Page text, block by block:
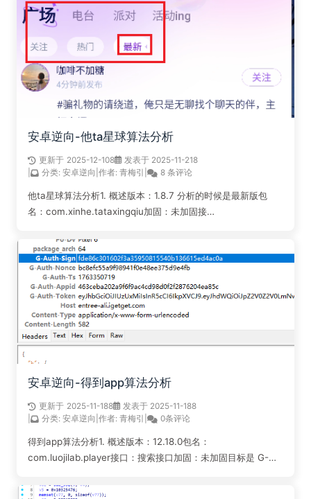
阅读全文...
安卓逆向-他ta星球算法分析
发表于 2025-11-218
更新于 2025-12-108
分类: 安卓逆向 作者: 青梅引 8 条评论
他ta星球算法分析1. 概述版本：1.8.7 分析的时候是最新版包
名：com.xinhe.tataxingqiu加固：未加固接
的好朋友，这里不能打广告就不提id了，他发的一...
阅读全文...
安卓逆向-得到app算法分析
发表于 2025-11-188
更新于 2025-11-188
分类: 安卓逆向 作者: 青梅引 0条评论
得到app算法分析1. 概述版本：12.18.0包名：
com.luojilab.player接口：搜索接口加固：未加固目标是 G-
网上冲浪偶然发现的，感觉是一个不错的样本；样本涉及一个简